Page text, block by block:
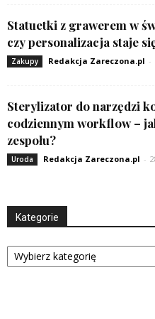
Statuetki z grawerem w
czy personalizacja staje
Zakupy Redakcja Zareczona.pl -
Sterylizator do narzędzi
codziennym workflow –
zespołu?
Uroda Redakcja Zareczona.pl -
Kategorie
Kategorie